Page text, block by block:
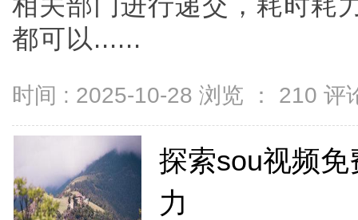
都可以......
时间 : 2025-10-28 浏览 ： 210 评
探索sou视频
力